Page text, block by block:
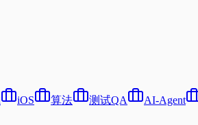
iOS 算法 测试QA AI-Agent